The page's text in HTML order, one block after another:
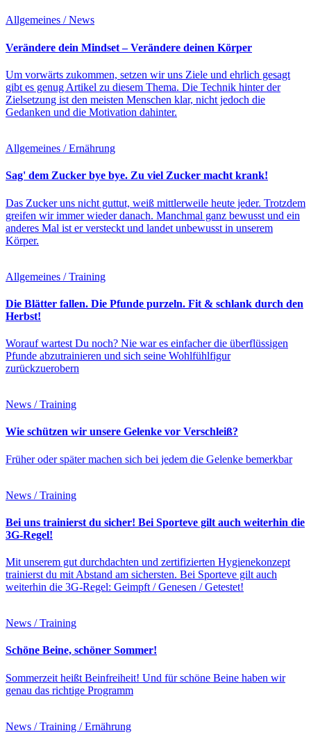
Allgemeines / News
Verändere dein Mindset – Verändere deinen Körper
Um vorwärts zukommen, setzen wir uns Ziele und ehrlich gesagt
gibt es genug Artikel zu diesem Thema. Die Technik hinter der
Zielsetzung ist den meisten Menschen klar, nicht jedoch die
Gedanken und die Motivation dahinter.
Allgemeines / Ernährung
Sag' dem Zucker bye bye. Zu viel Zucker macht krank!
Das Zucker uns nicht guttut, weiß mittlerweile heute jeder. Trotzdem
greifen wir immer wieder danach. Manchmal ganz bewusst und ein
anderes Mal ist er versteckt und landet unbewusst in unserem
Körper.
Allgemeines / Training
Die Blätter fallen. Die Pfunde purzeln. Fit & schlank durch den
Herbst!
Worauf wartest Du noch? Nie war es einfacher die überflüssigen
Pfunde abzutrainieren und sich seine Wohlfühlfigur
zurückzuerobern
News / Training
Wie schützen wir unsere Gelenke vor Verschleiß?
Früher oder später machen sich bei jedem die Gelenke bemerkbar
News / Training
Bei uns trainierst du sicher! Bei Sporteve gilt auch weiterhin die
3G-Regel!
Mit unserem gut durchdachten und zertifizierten Hygienekonzept
trainierst du mit Abstand am sichersten. Bei Sporteve gilt auch
weiterhin die 3G-Regel: Geimpft / Genesen / Getestet!
News / Training
Schöne Beine, schöner Sommer!
Sommerzeit heißt Beinfreiheit! Und für schöne Beine haben wir
genau das richtige Programm
News / Training / Ernährung